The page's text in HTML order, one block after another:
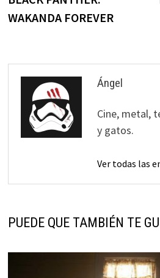
WAKANDA FOREVER
Ángel
Cine, metal,
y gatos.
Ver todas las
PUEDE QUE TAMBIÉN TE